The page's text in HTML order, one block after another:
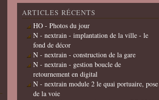
ARTICLES RÉCENTS
HO - Photos du jour
N - nextrain - implantation de la ville - le
fond de décor
N - nextrain - construction de la gare
N - nextrain - gestion boucle de
retournement en digital
N - nextrain module 2 le quai portuaire, pose
de la voie